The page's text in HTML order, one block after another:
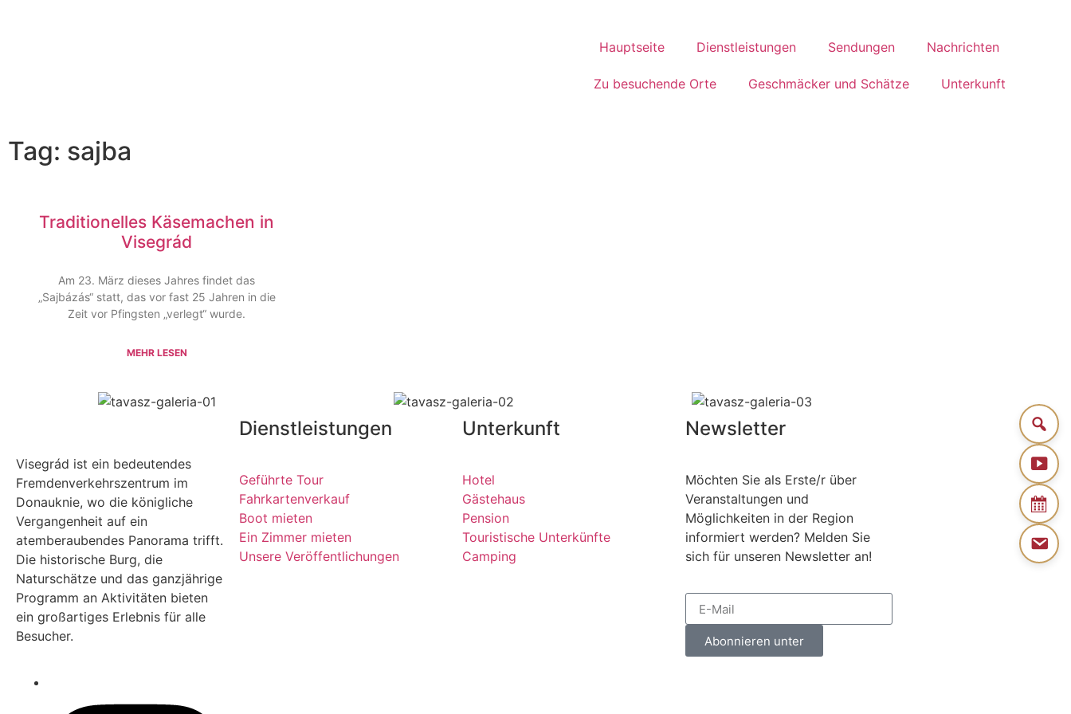
Hauptseite Dienstleistungen Sendungen Nachrichten
Zu besuchende Orte Geschmäcker und Schätze Unterkunft
Tag: sajba
Traditionelles Käsemachen in
Visegrád
Am 23. März dieses Jahres findet das
„Sajbázás“ statt, das vor fast 25 Jahren in die
Zeit vor Pfingsten „verlegt“ wurde.
MEHR LESEN
Visegrád ist ein bedeutendes
Fremdenverkehrszentrum im
Donauknie, wo die königliche
Vergangenheit auf ein
atemberaubendes Panorama trifft.
Die historische Burg, die
Naturschätze und das ganzjährige
Programm an Aktivitäten bieten
ein großartiges Erlebnis für alle
Besucher.
Dienstleistungen
Geführte Tour
Fahrkartenverkauf
Boot mieten
Ein Zimmer mieten
Unsere Veröffentlichungen
Unterkunft
Hotel
Gästehaus
Pension
Touristische Unterkünfte
Camping
Newsletter
Möchten Sie als Erste/r über
Veranstaltungen und
Möglichkeiten in der Region
informiert werden? Melden Sie
sich für unseren Newsletter an!
Abonnieren unter